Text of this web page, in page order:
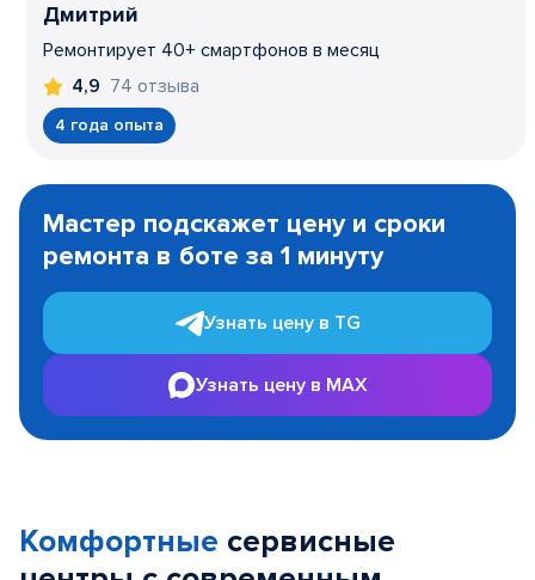
Дмитрий
Ремонтирует 40+ смартфонов в месяц
4,9 74 отзыва
4 года опыта
1
Мастер подскажет цену и сроки
ремонта в боте за 1 минуту
Узнать цену в TG
Узнать цену в MAX
Комфортные сервисные